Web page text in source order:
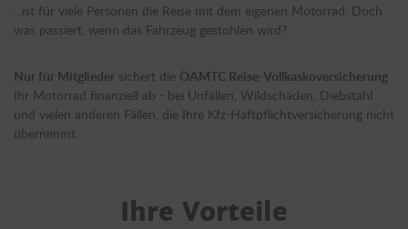
...ist für viele Personen die Reise mit dem eigenen Motorrad. Doch
was passiert, wenn das Fahrzeug gestohlen wird?
Nur für Mitglieder sichert die ÖAMTC Reise-Vollkaskoversicherung
Ihr Motorrad finanziell ab - bei Unfällen, Wildschäden, Diebstahl
und vielen anderen Fällen, die Ihre Kfz-Haftpflichtversicherung nicht
übernimmt.
Ihre Vorteile